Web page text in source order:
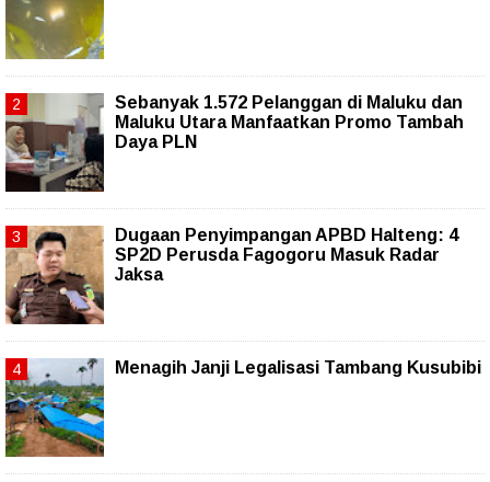
Sebanyak 1.572 Pelanggan di Maluku dan
Maluku Utara Manfaatkan Promo Tambah
Daya PLN
Dugaan Penyimpangan APBD Halteng: 4
SP2D Perusda Fagogoru Masuk Radar
Jaksa
Menagih Janji Legalisasi Tambang Kusubibi